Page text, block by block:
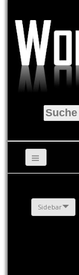
Suche
nach:
Sidebar